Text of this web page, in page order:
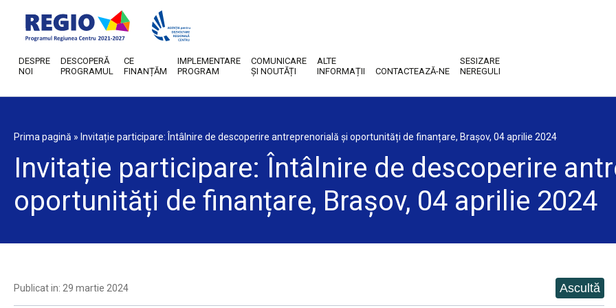
DESPRE
NOI
DESCOPERĂ
PROGRAMUL
CE
FINANȚĂM
IMPLEMENTARE
PROGRAM
COMUNICARE
ȘI NOUTĂȚI
ALTE
INFORMAȚII
CONTACTEAZĂ-NE
SESIZARE
NEREGULI
Prima pagină » Invitație participare: Întâlnire de descoperire antreprenorială și oportunități de finanțare, Brașov, 04 aprilie 2024
Invitație participare: Întâlnire de descoperire
oportunități de finanțare, Brașov, 04 aprilie 2024
Publicat in: 29 martie 2024